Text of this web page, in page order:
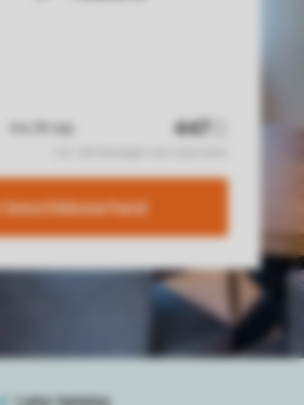
beschikbaarheid